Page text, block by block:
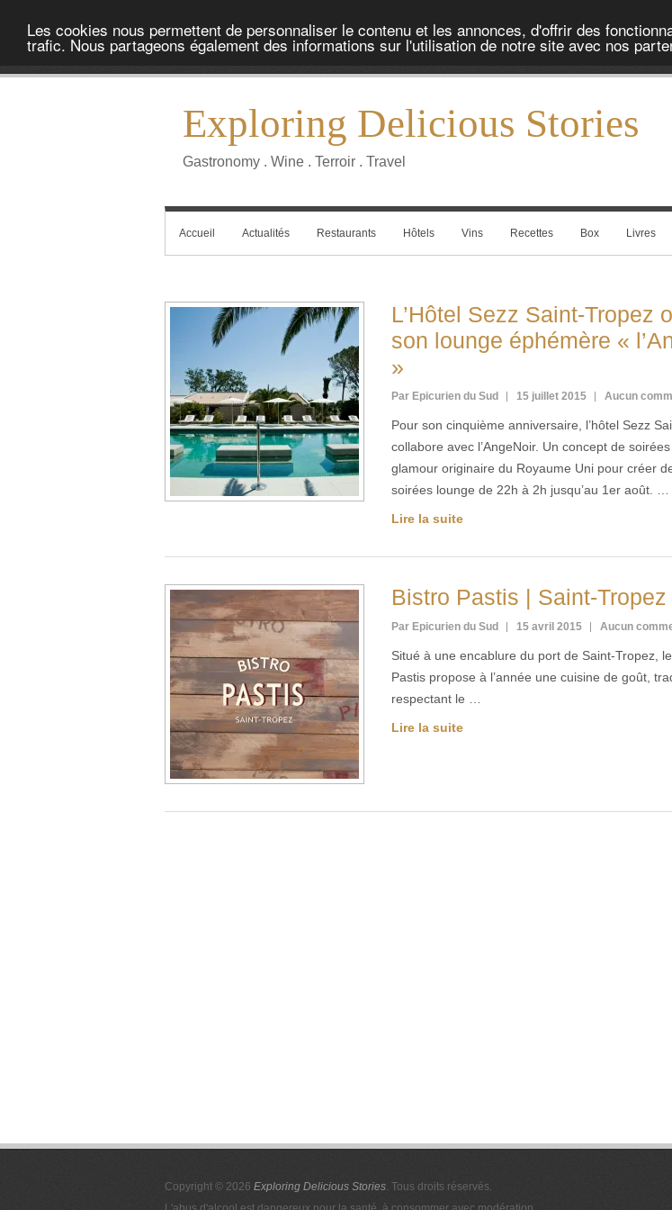
Les cookies nous permettent de personnaliser le contenu et les annonces, d'offrir des
trafic. Nous partageons également des informations sur l'utilisation de notre site avec nos
Exploring Delicious Stories
Gastronomy . Wine . Terroir . Travel
Accueil Actualités Restaurants Hôtels Vins Recettes Box Livres
L’Hôtel Sezz Saint-Tropez
son lounge éphémère «
»
Par Epicurien du Sud 15 juillet 2015 Aucun
Pour son cinquième anniversaire, l’hôtel Sezz
collabore avec l’AngeNoir. Un concept de soirées
glamour originaire du Royaume Uni pour créer
soirées lounge de 22h à 2h jusqu’au 1er août. …
Lire la suite
Bistro Pastis | Saint-Tropez
Par Epicurien du Sud 15 avril 2015 Aucun
Situé à une encablure du port de Saint-Tropez,
Pastis propose à l’année une cuisine de goût,
respectant le …
Lire la suite
Copyright © 2026 Exploring Delicious Stories. Tous droits réservés.